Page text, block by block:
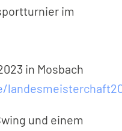
im
in Mosbach
und einem